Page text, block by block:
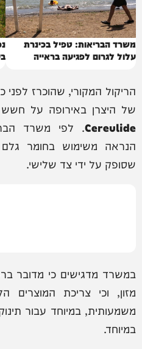
משרד הבריאות: טפיל בכינרת
עלול לגרום לפגיעה בראייה
הריקול המקורי, שהוכרז לפני
של היצרן באירופה על
Cereulide. לפי משרד
שסופק על ידי צד שלישי.
במשרד מדגישים כי מדובר
מזון, וכי צריכת המוצרים
משמעותית, במיוחד עבור
במיוחד.